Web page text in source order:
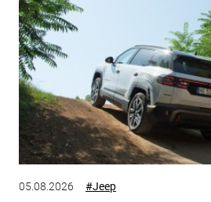
05.08.2026 #Jeep